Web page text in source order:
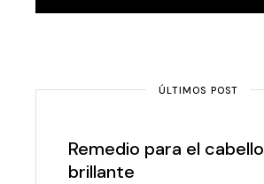
ÚLTIMOS POST
Remedio para el cabello
brillante